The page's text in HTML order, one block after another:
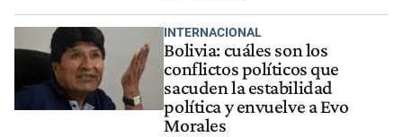
INTERNACIONAL
Bolivia: cuáles son los
conflictos políticos que
sacuden la estabilidad
política y envuelve a Evo
Morales